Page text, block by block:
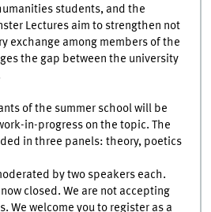
students, and the
Lectures aim to strengthen not
exchange among members of the
the gap between the university
of the summer school will be
in-progress on the topic. The
in three panels: theory, poetics
by two speakers each.
closed. We are not accepting
We welcome you to register as a